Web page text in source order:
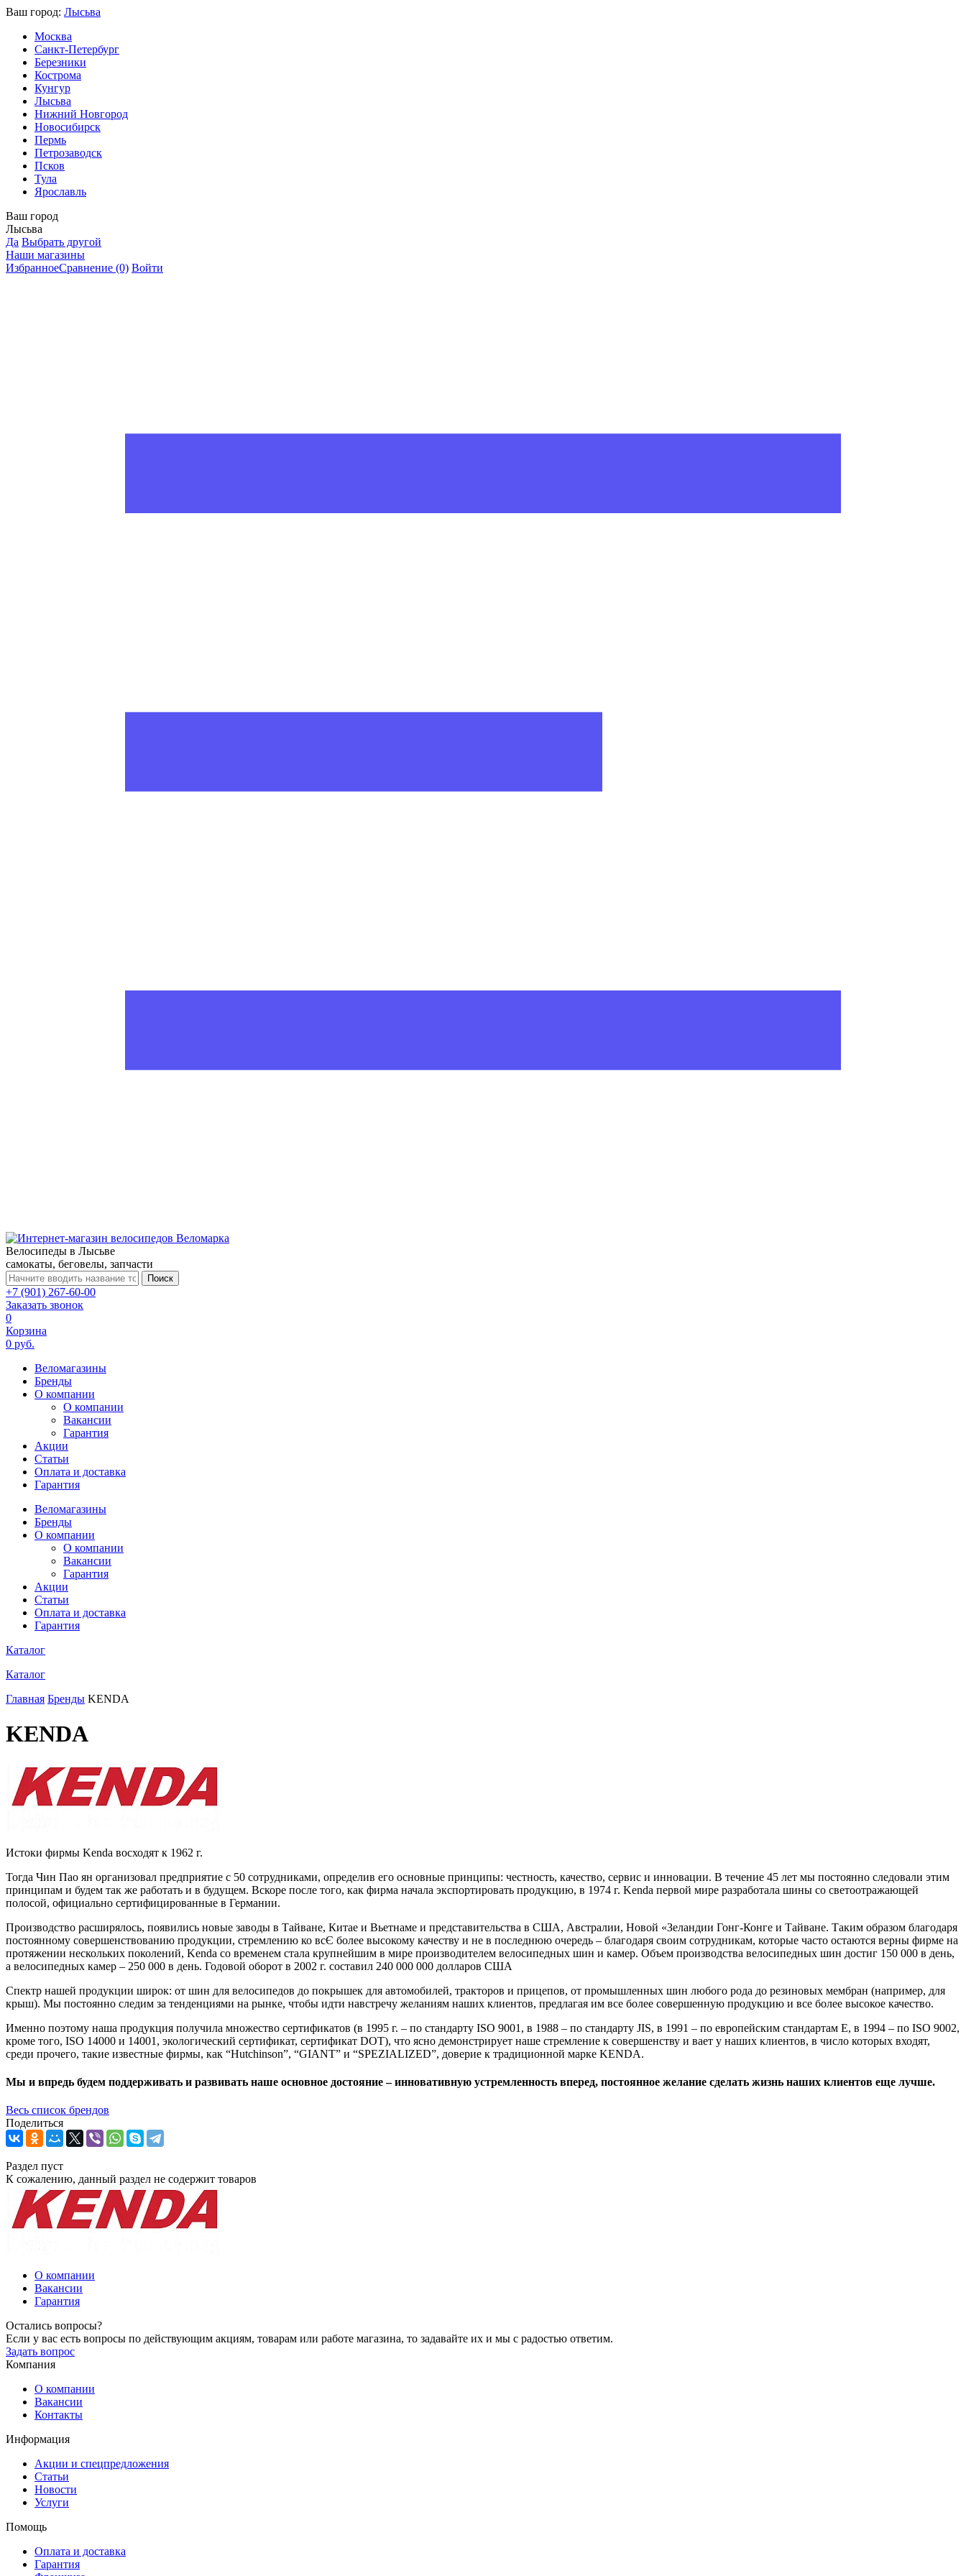
Ваш город: Лысьва
Москва
Санкт-Петербург
Березники
Кострома
Кунгур
Лысьва
Нижний Новгород
Новосибирск
Пермь
Петрозаводск
Псков
Тула
Ярославль
Ваш город
Лысьва
Да Выбрать другой
Наши магазины
ИзбранноеСравнение (0) Войти
Велосипеды в Лысьве
самокаты, беговелы, запчасти
Поиск
+7 (901) 267-60-00
Заказать звонок
0
Корзина
0 руб.
Веломагазины
Бренды
О компании
О компании
Вакансии
Гарантия
Акции
Статьи
Оплата и доставка
Гарантия
Веломагазины
Бренды
О компании
О компании
Вакансии
Гарантия
Акции
Статьи
Оплата и доставка
Гарантия
Каталог
Каталог
Главная Бренды KENDA
KENDA
Истоки фирмы Kenda восходят к 1962 г.
Тогда Чин Пао ян организовал предприятие с 50 сотрудниками, определив его основные принципы: честность, качество, сервис и инновации. В течение 45 лет мы постоянно следовали этим
принципам и будем так же работать и в будущем. Вскоре после того, как фирма начала экспортировать продукцию, в 1974 г. Kenda первой мире разработала шины со светоотражающей
полосой, официально сертифицированные в Германии.
Производство расширялось, появились новые заводы в Тайване, Китае и Вьетнаме и представительства в США, Австралии, Новой «Зеландии Гонг-Конге и Тайване. Таким образом благодаря
постоянному совершенствованию продукции, стремлению ко всЄ более высокому качеству и не в последнюю очередь – благодаря своим сотрудникам, которые часто остаются верны фирме на
протяжении нескольких поколений, Kenda со временем стала крупнейшим в мире производителем велосипедных шин и камер. Объем производства велосипедных шин достиг 150 000 в день,
а велосипедных камер – 250 000 в день. Годовой оборот в 2002 г. составил 240 000 000 долларов США
Спектр нашей продукции широк: от шин для велосипедов до покрышек для автомобилей, тракторов и прицепов, от промышленных шин любого рода до резиновых мембран (например, для
крыш). Мы постоянно следим за тенденциями на рынке, чтобы идти навстречу желаниям наших клиентов, предлагая им все более совершенную продукцию и все более высокое качество.
Именно поэтому наша продукция получила множество сертификатов (в 1995 г. – по стандарту ISO 9001, в 1988 – по стандарту JIS, в 1991 – по европейским стандартам Е, в 1994 – по ISO 9002,
кроме того, ISO 14000 и 14001, экологический сертификат, сертификат DOT), что ясно демонстрирует наше стремление к совершенству и вает у наших клиентов, в число которых входят,
среди прочего, такие известные фирмы, как “Hutchinson”, “GIANT” и “SPEZIALIZED”, доверие к традиционной марке KENDA.
Мы и впредь будем поддерживать и развивать наше основное достояние – инновативную устремленность вперед, постоянное желание сделать жизнь наших клиентов еще лучше.
Весь список брендов
Поделиться
Раздел пуст
К сожалению, данный раздел не содержит товаров
О компании
Вакансии
Гарантия
Остались вопросы?
Если у вас есть вопросы по действующим акциям, товарам или работе магазина, то задавайте их и мы с радостью ответим.
Задать вопрос
Компания
О компании
Вакансии
Контакты
Информация
Акции и спецпредложения
Статьи
Новости
Услуги
Помощь
Оплата и доставка
Гарантия